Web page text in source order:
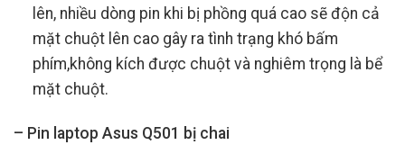
lên, nhiều dòng pin khi bị phồng quá cao sẽ độn cả
mặt chuột lên cao gây ra tình trạng khó bấm
phím,không kích được chuột và nghiêm trọng là bể
mặt chuột.
– Pin laptop Asus Q501 bị chai